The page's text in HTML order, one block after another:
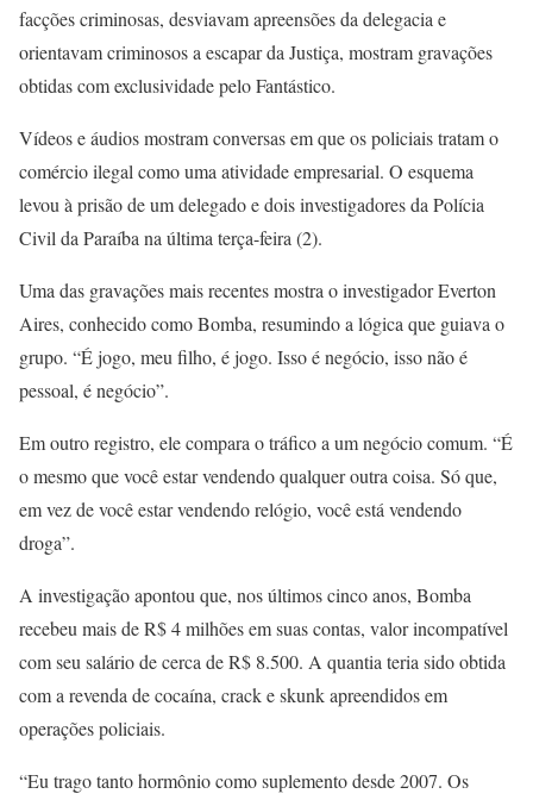
facções criminosas, desviavam apreensões da delegacia e
orientavam criminosos a escapar da Justiça, mostram gravações
obtidas com exclusividade pelo Fantástico.
Vídeos e áudios mostram conversas em que os policiais tratam o
comércio ilegal como uma atividade empresarial. O esquema
levou à prisão de um delegado e dois investigadores da Polícia
Civil da Paraíba na última terça-feira (2).
Uma das gravações mais recentes mostra o investigador Everton
Aires, conhecido como Bomba, resumindo a lógica que guiava o
grupo. “É jogo, meu filho, é jogo. Isso é negócio, isso não é
pessoal, é negócio”.
Em outro registro, ele compara o tráfico a um negócio comum. “É
o mesmo que você estar vendendo qualquer outra coisa. Só que,
em vez de você estar vendendo relógio, você está vendendo
droga”.
A investigação apontou que, nos últimos cinco anos, Bomba
recebeu mais de R$ 4 milhões em suas contas, valor incompatível
com seu salário de cerca de R$ 8.500. A quantia teria sido obtida
com a revenda de cocaína, crack e skunk apreendidos em
operações policiais.
“Eu trago tanto hormônio como suplemento desde 2007. Os